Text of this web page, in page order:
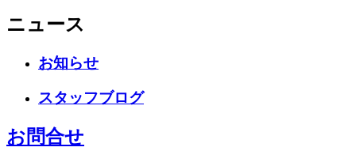
ニュース
お知らせ
スタッフブログ
お問合せ